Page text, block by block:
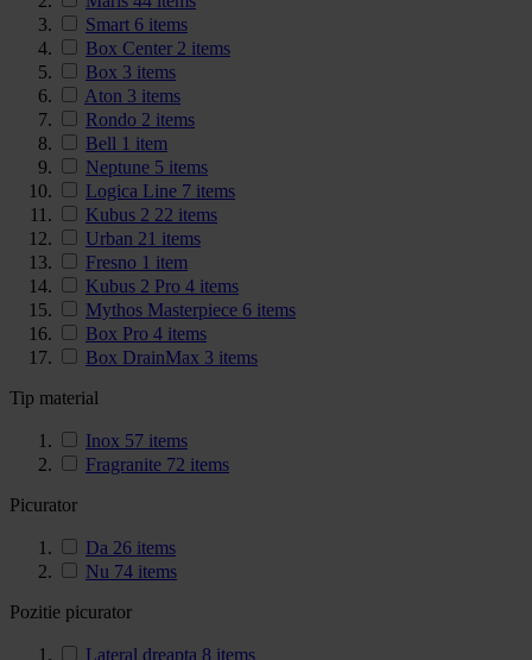
Smart 6 items
Box Center 2 items
Box 3 items
Aton 3 items
Rondo 2 items
Bell 1 item
Neptune 5 items
Logica Line 7 items
Kubus 2 22 items
Urban 21 items
Fresno 1 item
Kubus 2 Pro 4 items
Mythos Masterpiece 6 items
Box Pro 4 items
Box DrainMax 3 items
Tip material
Inox 57 items
Fragranite 72 items
Picurator
Da 26 items
Nu 74 items
Pozitie picurator
Lateral dreapta 8 items